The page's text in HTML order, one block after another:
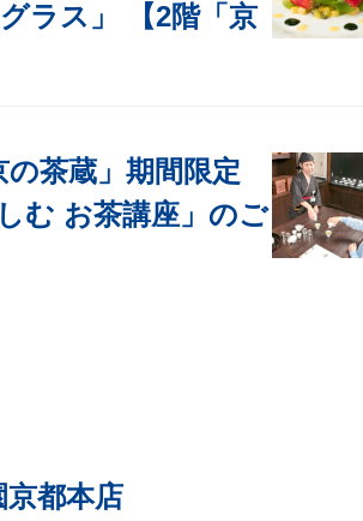
ラス」 【2階「京
の茶蔵」期間限定
む お茶講座」のご
京都本店